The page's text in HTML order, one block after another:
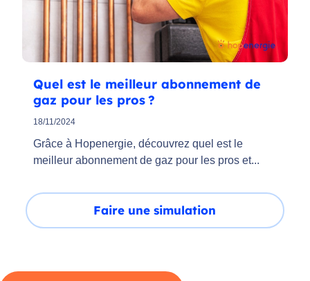
Quel est le meilleur abonnement de
gaz pour les pros ?
18/11/2024
Grâce à Hopenergie, découvrez quel est le
meilleur abonnement de gaz pour les pros et...
Faire une simulation